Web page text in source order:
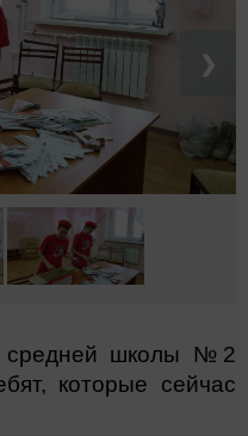
❯
средней школы №2
которые сейчас